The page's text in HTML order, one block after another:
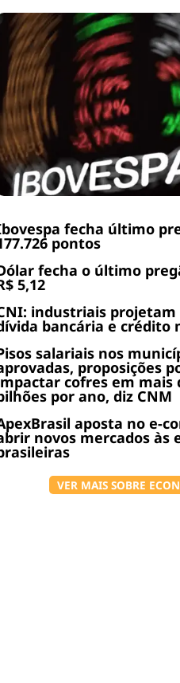
fecha último
pontos
fecha o último
5,12
industriais
bancária e crédito
salariais nos
proposições
cofres em mais
por ano, diz CNM
aposta no e-
novos mercados às
VER MAIS SOBRE